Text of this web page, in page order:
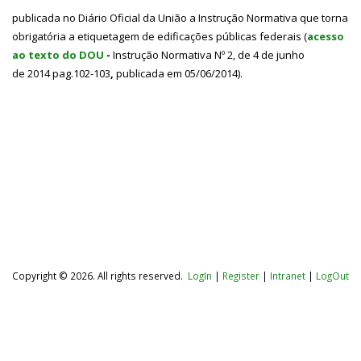
publicada no Diário Oficial da União a Instrução Normativa que torna
obrigatória a etiquetagem de edificações públicas federais (acesso
ao texto do DOU - Instrução Normativa Nº 2, de 4 de junho
de 2014 pag.102-103, publicada em 05/06/2014).
Copyright © 2026. All rights reserved. LogIn | Register | Intranet | LogOut